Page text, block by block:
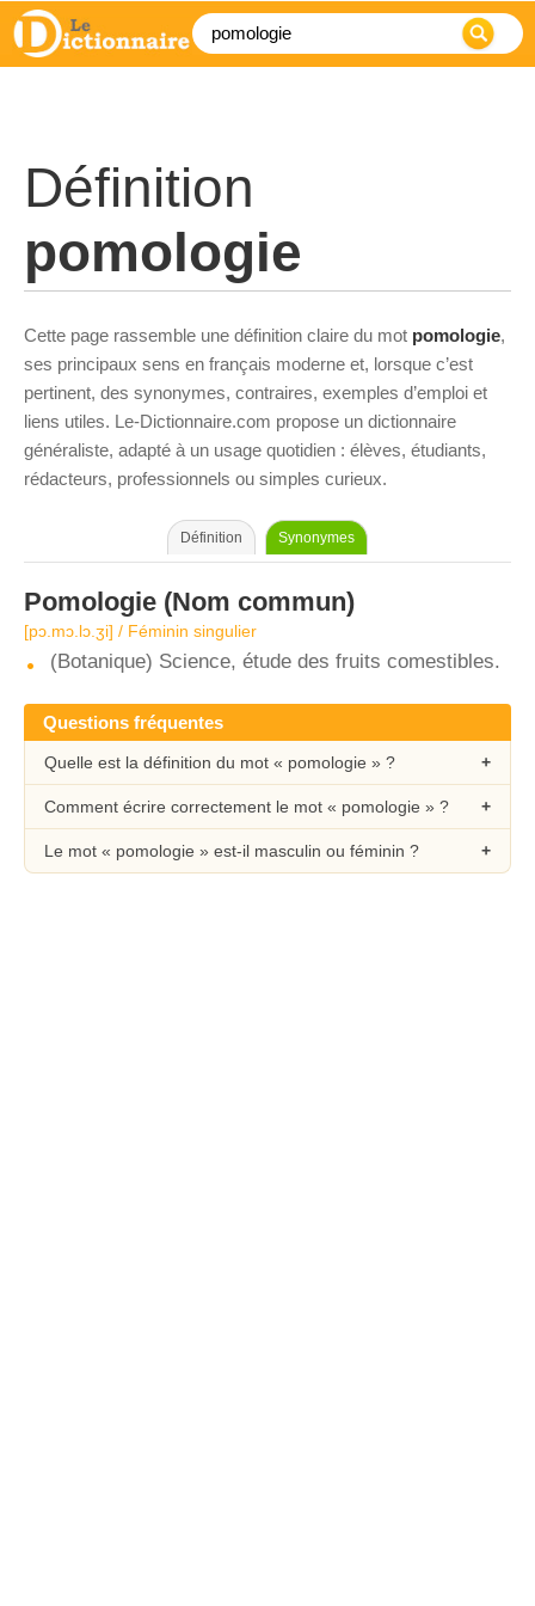
Définition
pomologie
Cette page rassemble une définition claire du mot pomologie,
ses principaux sens en français moderne et, lorsque c’est
pertinent, des synonymes, contraires, exemples d’emploi et
liens utiles. Le-Dictionnaire.com propose un dictionnaire
généraliste, adapté à un usage quotidien : élèves, étudiants,
rédacteurs, professionnels ou simples curieux.
Définition Synonymes
Pomologie (Nom commun)
[pɔ.mɔ.lɔ.ʒi] / Féminin singulier
(Botanique) Science, étude des fruits comestibles.
Questions fréquentes
Quelle est la définition du mot « pomologie » ?
Comment écrire correctement le mot « pomologie » ?
Le mot « pomologie » est-il masculin ou féminin ?